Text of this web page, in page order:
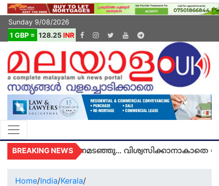
Sunday 9/08/2026
1 GBP = 128.25INR
BREAKING NEWS
മരണമടഞ്ഞു... വിശ്വസിക്കാനാകാതെ യുകെ
Home/India/Kerala/